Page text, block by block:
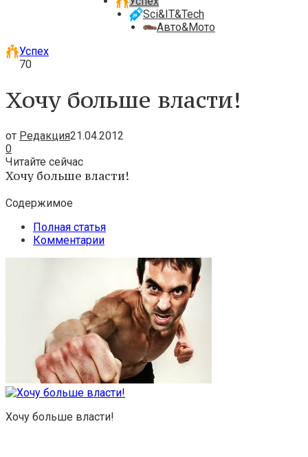
Sci&IT&Tech
Авто&Мото
Успех
70
Хочу больше власти!
от Редакция21.04.2012
0
Читайте сейчас
Хочу больше власти!
Содержимое
Полная статья
Комментарии
Хочу больше власти!